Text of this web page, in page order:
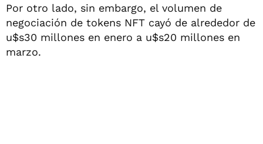
Por otro lado, sin embargo, el volumen de
negociación de tokens NFT cayó de alrededor de
u$s30 millones en enero a u$s20 millones en
marzo.